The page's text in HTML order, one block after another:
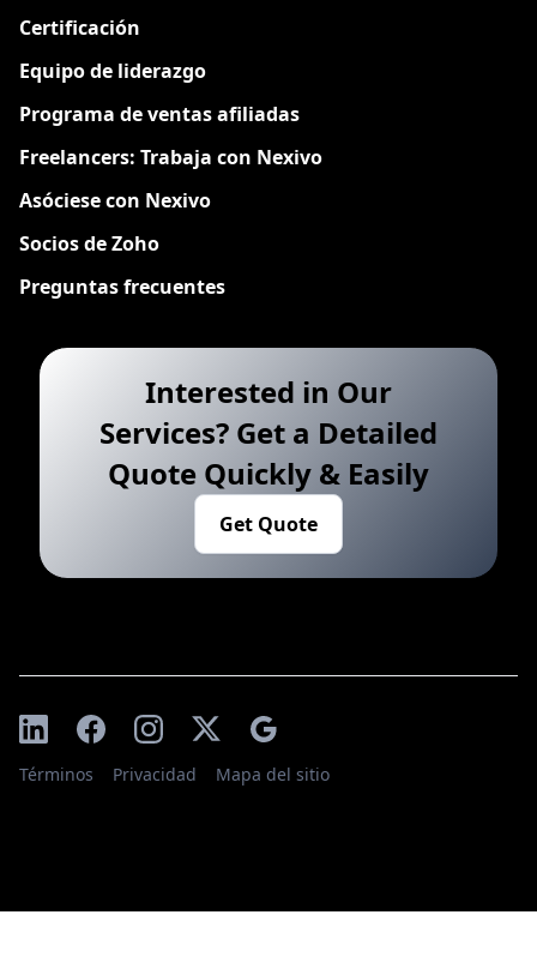
Certificación
Equipo de liderazgo
Programa de ventas afiliadas
Freelancers: Trabaja con Nexivo
Asóciese con Nexivo
Socios de Zoho
Preguntas frecuentes
Interested in Our
Services? Get a Detailed
Quote Quickly & Easily
Get Quote
Términos Privacidad Mapa del sitio